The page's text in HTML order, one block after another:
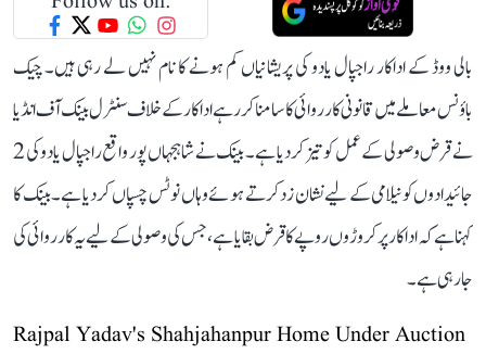
بالی ووڈ کے اداکار راجپال یادو کی پریشانیاں کم ہونے کا نام نہیں لے رہی ہیں۔ چیک
باؤنس معاملے میں قانونی کارروائی کا سامنا کر رہے اداکار کے خلاف سنٹرل بینک آف انڈیا
نے قرض وصولی کے عمل کو تیز کر دیا ہے۔ بینک نے شاہجہاں پور واقع راجپال یادو کی 2
جائیدادوں کو نیلامی کے لیے نشان زد کرتے ہوئے وہاں نوٹس چسپاں کر دیا ہے۔ بینک کا
کہنا ہے کہ اداکار پر کروڑوں روپے کا قرض بقایا ہے، جس کی وصولی کے لیے یہ کارروائی کی
جا رہی ہے۔
Rajpal Yadav's Shahjahanpur Home Under Auction